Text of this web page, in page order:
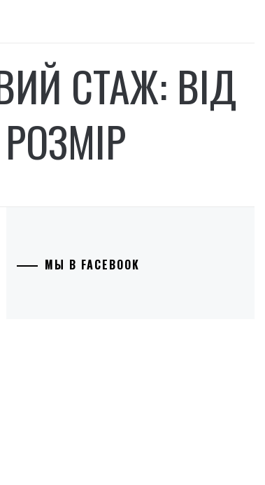
СТАЖ: ВІД
МЫ В FACEBOOK